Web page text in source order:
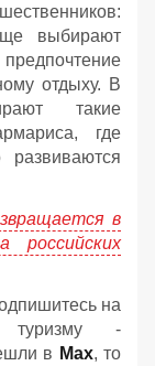
выбирают
отдыху. В
такие
где
в
на
-
в Мах, то